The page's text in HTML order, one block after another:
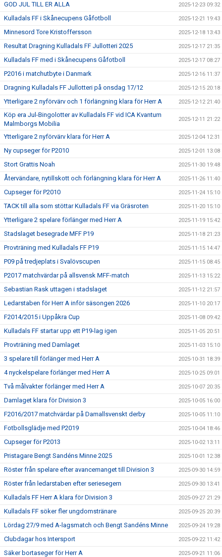
GOD JUL TILL ER ALLA 2025-12-23 09:32
Kulladals FF i Skånecupens Gåfotboll 2025-12-21 19:43
Minnesord Tore Kristoffersson 2025-12-18 13:43
Resultat Dragning Kulladals FF Jullotteri 2025 2025-12-17 21:35
Kulladals FF med i Skånecupens Gåfotboll 2025-12-17 08:27
P2016 i matchutbyte i Danmark 2025-12-16 11:37
Dragning Kulladals FF Jullotteri på onsdag 17/12 2025-12-15 20:18
Ytterligare 2 nyförvärv och 1 förlängning klara för Herr A 2025-12-12 21:40
Köp era Jul-Bingolotter av Kulladals FF vid ICA Kvantum
Malmborgs Mobilia
2025-12-11 21:22
Ytterligare 2 nyförvärv klara för Herr A 2025-12-04 12:31
Ny cupseger för P2010 2025-12-01 13:08
Stort Grattis Noah 2025-11-30 19:48
Återvändare, nytillskott och förlängning klara för Herr A 2025-11-26 11:40
Cupseger för P2010 2025-11-24 15:10
TACK till alla som stöttar Kulladals FF via Gräsroten 2025-11-20 15:10
Ytterligare 2 spelare förlänger med Herr A 2025-11-19 15:42
Stadslaget besegrade MFF P19 2025-11-18 21:23
Provträning med Kulladals FF P19 2025-11-15 14:47
P09 på tredjeplats i Svalövscupen 2025-11-15 08:45
P2017 matchvärdar på allsvensk MFF-match 2025-11-13 15:22
Sebastian Rask uttagen i stadslaget 2025-11-12 21:57
Ledarstaben för Herr A inför säsongen 2026 2025-11-10 20:17
F2014/2015 i Uppåkra Cup 2025-11-08 09:42
Kulladals FF startar upp ett P19-lag igen 2025-11-05 20:51
Provträning med Damlaget 2025-11-03 15:10
3 spelare till förlänger med Herr A 2025-10-31 18:39
4 nyckelspelare förlänger med Herr A 2025-10-25 09:01
Två målvakter förlänger med Herr A 2025-10-07 20:35
Damlaget klara för Division 3 2025-10-05 16:00
F2016/2017 matchvärdar på Damallsvenskt derby 2025-10-05 11:10
Fotbollsglädje med P2019 2025-10-04 18:46
Cupseger för P2013 2025-10-02 13:11
Pristagare Bengt Sandéns Minne 2025 2025-10-01 12:38
Röster från spelare efter avancemanget till Division 3 2025-09-30 14:59
Röster från ledarstaben efter seriesegern 2025-09-30 13:41
Kulladals FF Herr A klara för Division 3 2025-09-27 21:29
Kulladals FF söker fler ungdomstränare 2025-09-25 20:39
Lördag 27/9 med A-lagsmatch och Bengt Sandéns Minne 2025-09-24 19:28
Clubdagar hos Intersport 2025-09-22 11:42
Säker bortaseger för Herr A 2025-09-21 11:06